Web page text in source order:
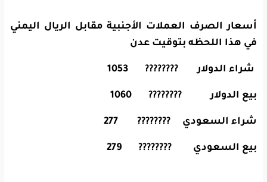
أسعار الصرف العملات الأجنبية مقابل الريال اليمني
في هذا اللحظه بتوقيت عدن
شراء الدولار ???????? 1053
بيع الدولار ???????? 1060
شراء السعودي ???????? 277
بيع السعودي ???????? 279